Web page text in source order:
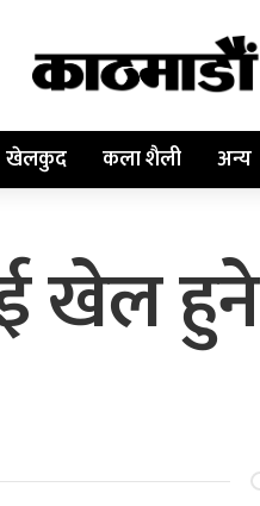
खेलकुद कला शैली अन्य
खेल हुने